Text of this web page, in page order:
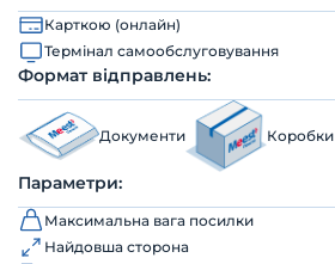
Карткою (онлайн)
Термінал самообслуговування
Формат відправлень:
Документи Коробки
Параметри:
Максимальна вага посилки
Найдовша сторона